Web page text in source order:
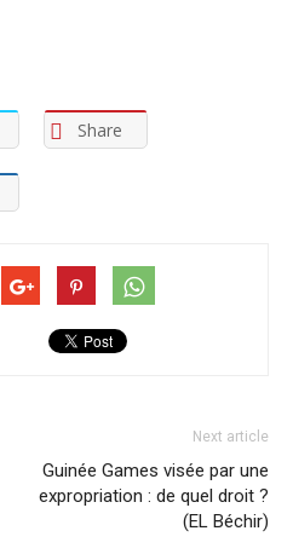
Share
Next article
Guinée Games visée par une
expropriation : de quel droit ?
(EL Béchir)